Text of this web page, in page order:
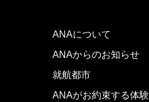
ANAについて
ANAからのお知らせ
就航都市
ANAがお約束する体験